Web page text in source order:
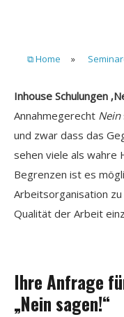
⧉ Home »
Inhouse Schulungen
Annahmegerecht Nein
und zwar dass das
sehen viele als wahre
Begrenzen ist es
Arbeitsorganisation
Qualität der Arbeit
Ihre Anfrage
„Nein sagen!“